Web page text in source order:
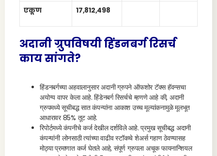
एकूण 17,812,498
अदानी ग्रुपविषयी हिंडनबर्ग रिसर्च
काय सांगते?
हिंडनबर्गच्या अहवालानुसार अदानी ग्रुपने ऑफशोर टॅक्स हॅवन्सचा
अयोग्य वापर केला आहे. हिंडेनबर्ग रिसर्चचे म्हणणे आहे की, अदानी
ग्रुपमध्ये सूचीबद्ध सात कंपन्यांना आकाश उच्च मूल्यांकनामुळे मूलभूत
आधारावर 85% तूट आहे.
रिपोर्टमध्ये कंपनीचे कर्ज देखील दर्शविले आहे. प्रमुख सूचीबद्ध अदानी
कंपन्यांनी लोनसाठी त्यांच्या वाढीव स्टॉकचे शेअर्स गहाण ठेवण्यासह
मोठ्या प्रमाणात कर्ज घेतले आहे, संपूर्ण ग्रुपला अचूक फायनान्शियल